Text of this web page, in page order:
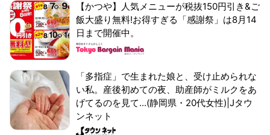
【かつや】人気メニューが税抜150円引き&ご
飯大盛り無料!お得すぎる「感謝祭」は8月14
日まで開催中。
「多指症」で生まれた娘と、受け止められな
い私。産後初めての夜、助産師がミルクをあ
げてるのを見て...(静岡県・20代女性)|Jタウ
ンネット